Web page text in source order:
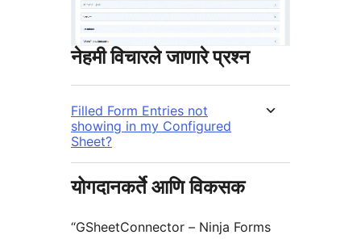
नेहमी विचारले जाणारे प्रश्न
Filled Form Entries not
showing in my Configured
Sheet?
योगदानकर्ते आणि विकसक
“GSheetConnector – Ninja Forms